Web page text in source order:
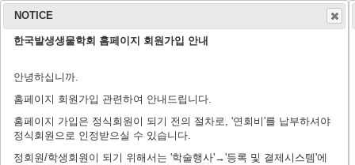
회장 인사말
학회 연혁
학회 회칙
연구윤리규정
임원 명단 학술지 홈페이지
편집위원회
출판 윤리 규정
NOTICE
한국발생생물학회 홈페이지 회원가입 안내
안녕하십니까.
홈페이지 회원가입 관련하여 안내드립니다.
홈페이지 가입은 정식회원이 되기 전의 절차로, '연회비'를 납부하셔야
정식회원으로 인정받으실 수 있습니다.
정회원/학생회원이 되기 위해서는 '학술행사'→'등록 및 결제시스템'에